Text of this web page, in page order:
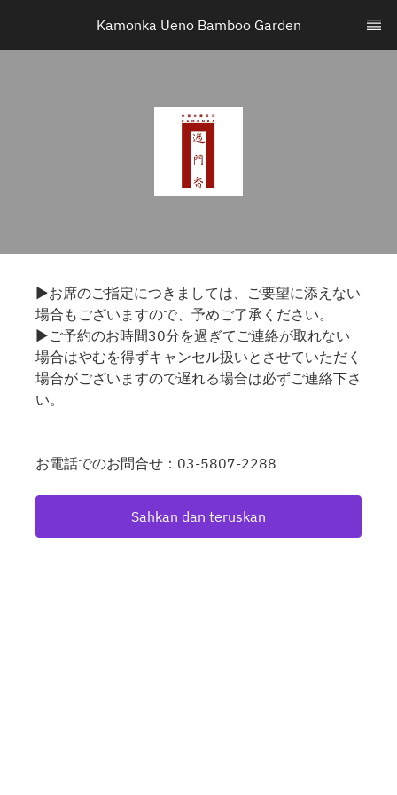
Kamonka Ueno Bamboo Garden
▶お席のご指定につきましては、ご要望に添えない
場合もございますので、予めご了承ください。
▶ご予約のお時間30分を過ぎてご連絡が取れない
場合はやむを得ずキャンセル扱いとさせていただく
場合がございますので遅れる場合は必ずご連絡下さ
い。
お電話でのお問合せ：03-5807-2288
Sahkan dan teruskan